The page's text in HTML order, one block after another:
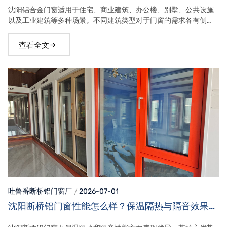
沈阳铝合金门窗适用于住宅、商业建筑、办公楼、别墅、公共设施
以及工业建筑等多种场景。不同建筑类型对于门窗的需求各有侧
强调安全和长期使用性能。
查看全文
吐鲁番断桥铝门窗厂 2026-07-01
沈阳断桥铝门窗性能怎么样？保温隔热与隔音效果详